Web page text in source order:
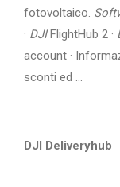
fotovoltaico.
· DJIFlightHub 2 ·
account ·
sconti ed ...
DJI Deliveryhub